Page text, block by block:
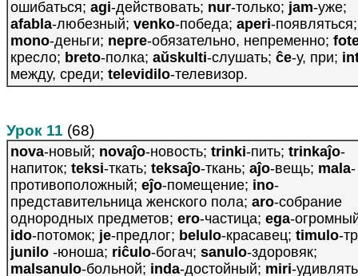
ошибаться; agi-действовать; nur-только; jam-уже;
afabla-любезный; venko-победа; aperi-появляться;
mono-деньги; nepre-обязательно, непременно;
кресло; breto-полка; aŭskulti-слушать; ĉe-у, при;
между, среди; televidilo-телевизор.
Урок 11 (68)
nova-новый; novaĵo-новость; trinki-пить; trinkaĵo-
напиток; teksi-ткать; teksaĵo-ткань; aĵo-вещь; mala-
противоположный; eĵo-помещение; ino-
представительница женского пола; aro-собрание
однородных предметов; ero-частица; ega-
ido-потомок; je-предлог; belulo-красавец; timulo-
junilo -юноша; riĉulo-богач; sanulo-здоровяк;
malsanulo-больной; inda-достойный; miri-